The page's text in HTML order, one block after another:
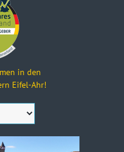
in den
Eifel-Ahr!